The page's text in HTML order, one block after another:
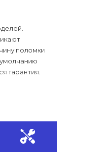
поломки
гарантия.